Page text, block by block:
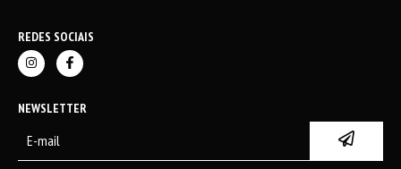
REDES SOCIAIS
NEWSLETTER